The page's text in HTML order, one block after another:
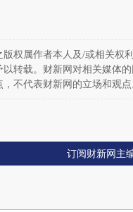
权属作者本人及/或相关权
转载。财新网对相关媒体
不代表财新网的立场和观点
订阅财新网主